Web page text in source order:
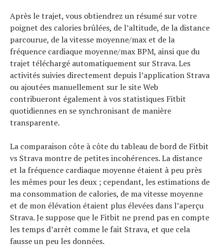
Après le trajet, vous obtiendrez un résumé sur votre
poignet des calories brûlées, de l’altitude, de la distance
parcourue, de la vitesse moyenne/max et de la
fréquence cardiaque moyenne/max BPM, ainsi que du
trajet téléchargé automatiquement sur Strava. Les
activités suivies directement depuis l’application Strava
ou ajoutées manuellement sur le site Web
contribueront également à vos statistiques Fitbit
quotidiennes en se synchronisant de manière
transparente.
La comparaison côte à côte du tableau de bord de Fitbit
vs Strava montre de petites incohérences. La distance
et la fréquence cardiaque moyenne étaient à peu près
les mêmes pour les deux ; cependant, les estimations de
ma consommation de calories, de ma vitesse moyenne
et de mon élévation étaient plus élevées dans l’aperçu
Strava. Je suppose que le Fitbit ne prend pas en compte
les temps d’arrêt comme le fait Strava, et que cela
fausse un peu les données.